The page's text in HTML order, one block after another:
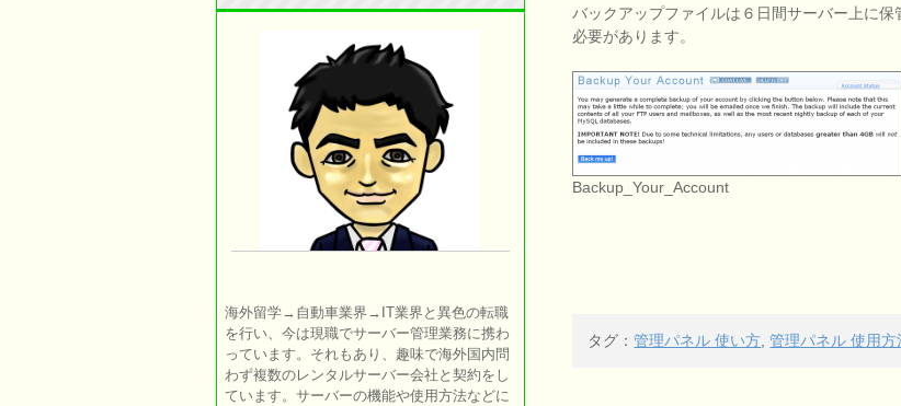
バックアップファイルは６日間サーバー上に
必要があります。
Backup_Your_Account
タグ：管理パネル 使い方 ,管理パネル 使用方
海外留学→自動車業界→IT業界と異色の転職
を行い、今は現職でサーバー管理業務に携わ
っています。それもあり、趣味で海外国内問
わず複数のレンタルサーバー会社と契約をし
ています。サーバーの機能や使用方法などに